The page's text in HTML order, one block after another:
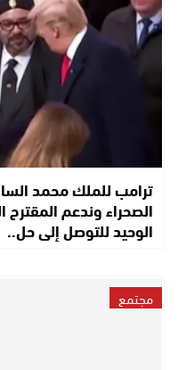
ترامب للملك محمد
الصحراء وندعم المقترح
الوحيد للتوصل إلى حل..
مجتمع